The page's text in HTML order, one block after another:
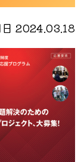
日 2024.03.18